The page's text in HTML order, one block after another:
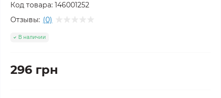
Код товара: 146001252
Отзывы: (0)
В наличии
296 грн